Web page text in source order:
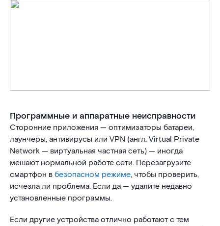
Программные и аппаратные неисправности
Сторонние приложения — оптимизаторы батареи,
лаунчеры, антивирусы или VPN (англ. Virtual Private
Network — виртуальная частная сеть) — иногда
мешают нормальной работе сети. Перезагрузите
смартфон вбезопасном режиме, чтобы проверить,
исчезла ли проблема. Если да — удалите недавно
установленные программы.
Если другие устройства отлично работают с тем